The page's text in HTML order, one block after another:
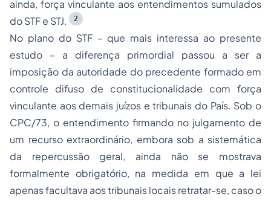
ainda, força vinculante aos entendimentos sumulados
do STF e STJ.
2
No plano do STF – que mais interessa ao presente
estudo – a diferença primordial passou a ser a
imposição da autoridade do precedente formado em
controle difuso de constitucionalidade com força
vinculante aos demais juízos e tribunais do País. Sob o
CPC/73, o entendimento firmando no julgamento de
um recurso extraordinário, embora sob a sistemática
da repercussão geral, ainda não se mostrava
formalmente obrigatório, na medida em que a lei
apenas facultava aos tribunais locais retratar-se, caso o